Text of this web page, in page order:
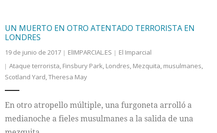
Colaboradores
Cultura
UN MUERTO EN OTRO ATENTADO TERRORISTA EN
LONDRES
19 de junio de 2017 ElIMPARCIAL.ES
El Imparcial
Ataque terrorista, Finsbury Park, Londres, Mezquita, musulmanes,
Scotland Yard,Theresa May
En otro atropello múltiple, una furgoneta arrolló a
medianoche a fieles musulmanes a la salida de una